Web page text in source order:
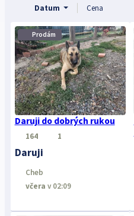
Datum Cena
Prodám
Daruji do dobrých rukou
⋮
164 1
Daruji
Cheb
včera v 02:09